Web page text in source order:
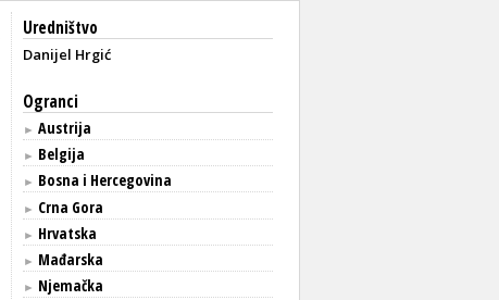
Uredništvo
Danijel Hrgić
Ogranci
► Austrija
► Belgija
► Bosna i Hercegovina
► Crna Gora
► Hrvatska
► Mađarska
► Njemačka